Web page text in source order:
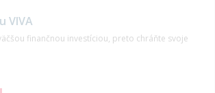
VIVA
finančnou investíciou, preto chráňte svoje